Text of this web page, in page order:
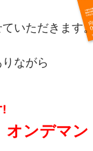
いただきます
ながら
ンド印刷機より
オンデマン